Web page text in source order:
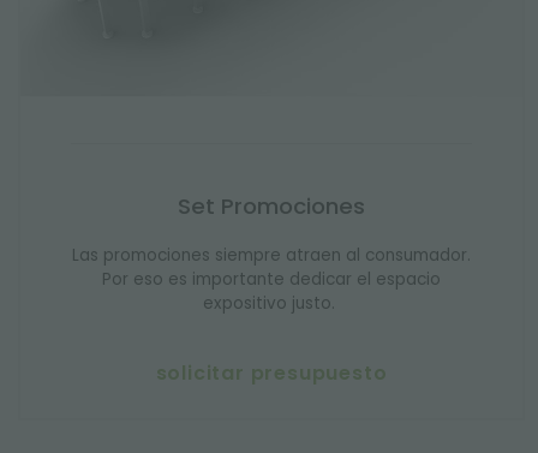
Set Promociones
Las promociones siempre atraen al consumador.
Por eso es importante dedicar el espacio
expositivo justo.
solicitar presupuesto